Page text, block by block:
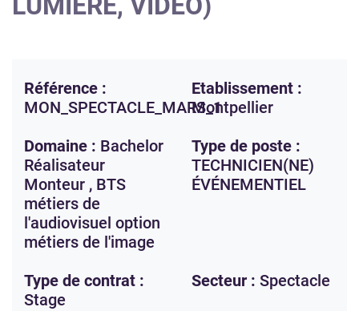
Référence :
MON_SPECTACLE_MARS_1
Etablissement :
Montpellier
Domaine : Bachelor
Réalisateur
Monteur , BTS
métiers de
l'audiovisuel option
métiers de l'image
Type de poste :
TECHNICIEN(NE)
ÉVÉNEMENTIEL
Type de contrat :
Stage
Secteur : Spectacle